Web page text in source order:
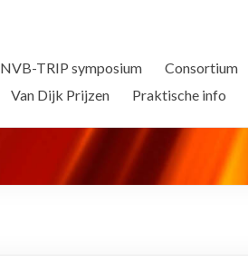
NVB-TRIP symposium Consortium
Van Dijk Prijzen Praktische info